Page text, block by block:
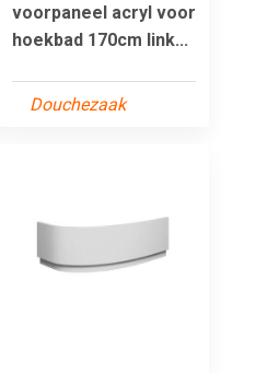
voorpaneel acryl voor
hoekbad 170cm link...
Douchezaak